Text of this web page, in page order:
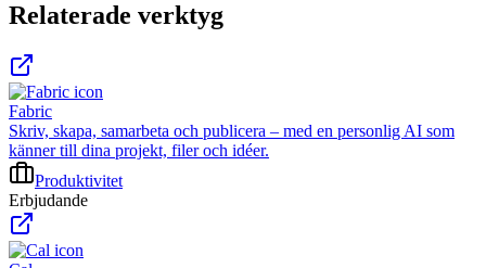
Relaterade verktyg
Fabric
Skriv, skapa, samarbeta och publicera – med en personlig AI som
känner till dina projekt, filer och idéer.
Produktivitet
Erbjudande